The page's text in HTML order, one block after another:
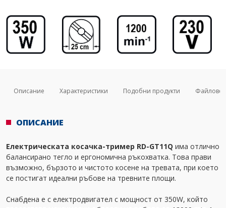
Описание Характеристики Подобни продукти Файлове
ОПИСАНИЕ
Електрическата косачка-тример RD-GT11Q има отлично
балансирано тегло и ергономична ръкохватка. Това прави
възможно, бързото и чистото косене на тревата, при което
се постигат идеални ръбове на тревните площи.
Снабдена е с електродвигател с мощност от 350W, който